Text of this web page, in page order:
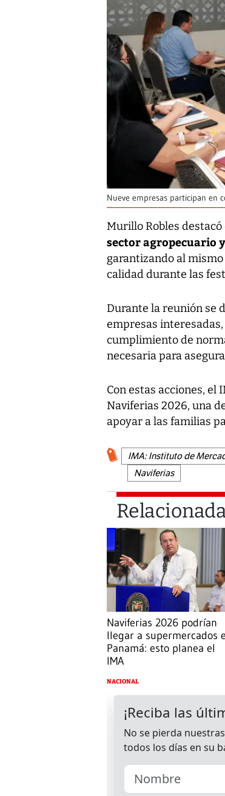
Nueve empresas participan en
Murillo Robles
sector agropecuario
garantizando al
calidad durante las
Durante la reunión se
empresas
cumplimiento de
necesaria para
Con estas acciones,
Naviferias 2026, una
apoyar a las familias
IMA: Instituto de
Naviferias
Naviferias 2026 podrían
llegar a supermercados
Panamá: esto planea el
IMA
NACIONAL